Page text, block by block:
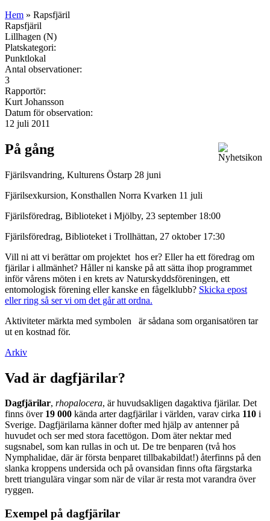
Hem » Rapsfjäril
Rapsfjäril
Lillhagen (N)
Platskategori:
Punktlokal
Antal observationer:
3
Rapportör:
Kurt Johansson
Datum för observation:
12 juli 2011
På gång
Fjärilsvandring, Kulturens Östarp 28 juni
Fjärilsexkursion, Konsthallen Norra Kvarken 11 juli
Fjärilsföredrag, Biblioteket i Mjölby, 23 september 18:00
Fjärilsföredrag, Biblioteket i Trollhättan, 27 oktober 17:30
Vill ni att vi berättar om projektet hos er? Eller ha ett föredrag om
fjärilar i allmänhet? Håller ni kanske på att sätta ihop programmet
inför vårens möten i en krets av Naturskyddsföreningen, ett
entomologisk förening eller kanske en fågelklubb? Skicka epost
eller ring så ser vi om det går att ordna.
Aktiviteter märkta med symbolen
är sådana som organisatören tar
ut en kostnad för.
Arkiv
Vad är dagfjärilar?
Dagfjärilar, rhopalocera, är huvudsakligen dagaktiva fjärilar. Det
finns över 19 000 kända arter dagfjärilar i världen, varav cirka 110 i
Sverige. Dagfjärilarna känner dofter med hjälp av antenner på
huvudet och ser med stora facettögon. Dom äter nektar med
sugsnabel, som kan rullas in och ut. De tre benparen (två hos
Nymphalidae, där är första benparet tillbakabildat!) återfinns på den
slanka kroppens undersida och på ovansidan finns ofta färgstarka
brett triangulära vingar som när de vilar är resta mot varandra över
ryggen.
Exempel på dagfjärilar